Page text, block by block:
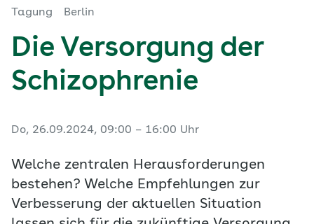
Tagung Berlin
Die Versorgung der
Schizophrenie
Do, 26.09.2024, 09:00 – 16:00 Uhr
Welche zentralen Herausforderungen
bestehen? Welche Empfehlungen zur
Verbesserung der aktuellen Situation